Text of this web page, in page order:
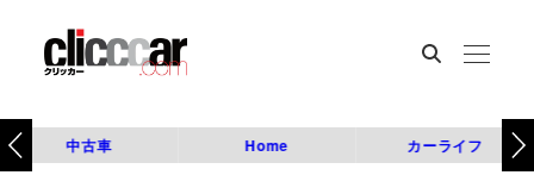
中古車 Home カーライフ